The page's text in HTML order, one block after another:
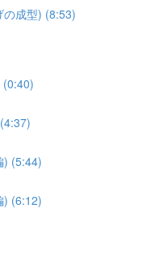
の成型) (8:53)
(0:40)
) (5:44)
) (6:12)